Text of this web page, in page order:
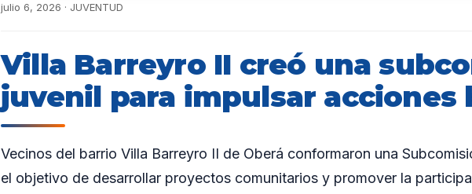
julio 6, 2026 · JUVENTUD
Villa Barreyro II creó una
juvenil para impulsar acciones
Vecinos del barrio Villa Barreyro II de Oberá conformaron una
el objetivo de desarrollar proyectos comunitarios y promover la